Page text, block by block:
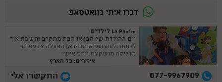
דברו איתי בוואטסאפ
La Panim לילדים
יום ההולדת של הבן או הבת מתקרב וחשבת איך
לשמח ולשעשע אותם?כאן הפעלה צבעונית,
מדליקה מושקעת ויחס אישי
איזורים: כל הארץ
077-9967909 התקשרו אלי